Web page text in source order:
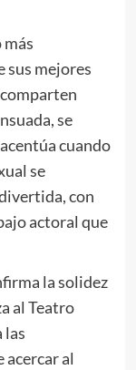
sus mejores
comparten
se
cuando
se
con
actoral que
la solidez
al Teatro
las
acercar al